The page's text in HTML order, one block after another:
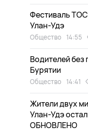
Фестиваль
Улан-Удэ
Общество 14:55
Водителей без
Бурятии
Общество 14:41
Жители двух
Улан-Удэ
ОБНОВЛЕНО